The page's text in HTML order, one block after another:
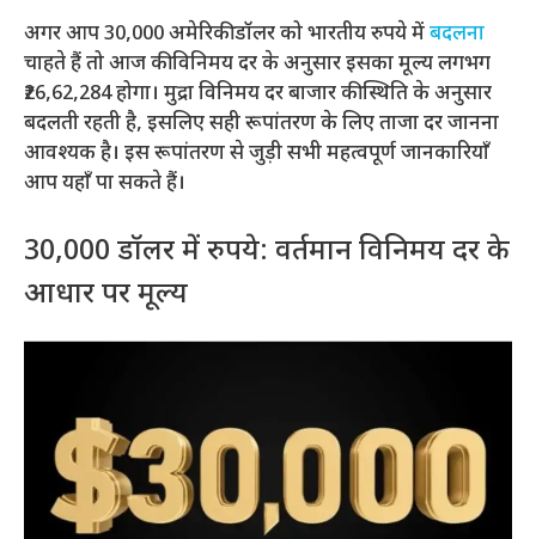
अगर आप 30,000 अमेरिकी डॉलर को भारतीय रुपये मेंबदलना
चाहते हैं तो आज की विनिमय दर के अनुसार इसका मूल्य लगभग
₹26,62,284 होगा। मुद्रा विनिमय दर बाजार की स्थिति के अनुसार
बदलती रहती है, इसलिए सही रूपांतरण के लिए ताजा दर जानना
आवश्यक है। इस रूपांतरण से जुड़ी सभी महत्वपूर्ण जानकारियाँ
आप यहाँ पा सकते हैं।
30,000 डॉलर में रुपये: वर्तमान विनिमय दर के
आधार पर मूल्य